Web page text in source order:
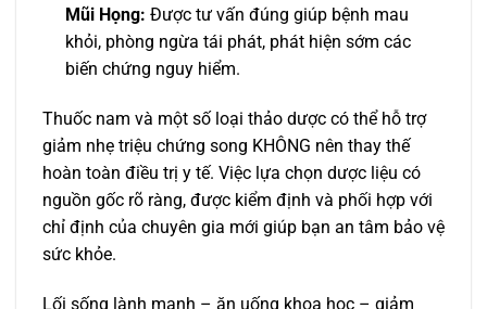
Mũi Họng: Được tư vấn đúng giúp bệnh mau
khỏi, phòng ngừa tái phát, phát hiện sớm các
biến chứng nguy hiểm.
Thuốc nam và một số loại thảo dược có thể hỗ trợ
giảm nhẹ triệu chứng song KHÔNG nên thay thế
hoàn toàn điều trị y tế. Việc lựa chọn dược liệu có
nguồn gốc rõ ràng, được kiểm định và phối hợp với
chỉ định của chuyên gia mới giúp bạn an tâm bảo vệ
sức khỏe.
Lối sống lành mạnh – ăn uống khoa học – giảm